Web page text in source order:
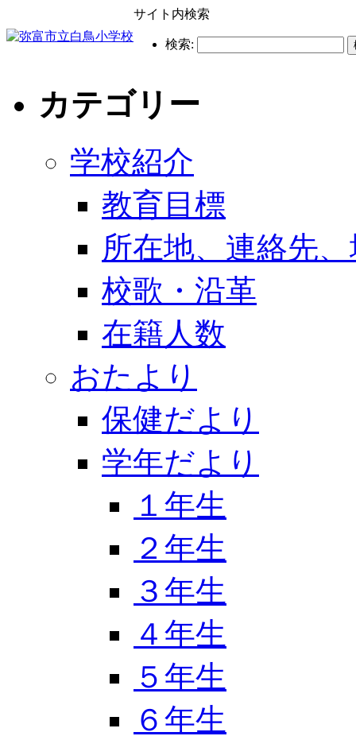
サイト内検索
検索:
カテゴリー
学校紹介
教育目標
所在地、連絡先
校歌・沿革
在籍人数
おたより
保健だより
学年だより
１年生
２年生
３年生
４年生
５年生
６年生